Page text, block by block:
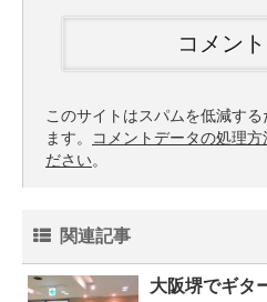
このサイトはスパムを低減す
ます。
コメントデータの処理
ださい。
関連記事
大阪堺でギタ